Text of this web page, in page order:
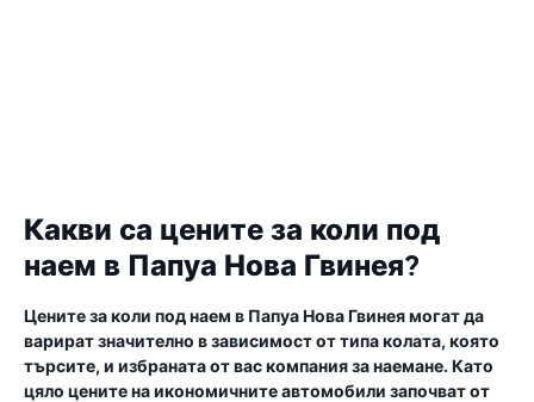
Какви са цените за коли под
наем в Папуа Нова Гвинея?
Цените за коли под наем в Папуа Нова Гвинея могат да
варират значително в зависимост от типа колата, която
търсите, и избраната от вас компания за наемане. Като
цяло цените на икономичните автомобили започват от